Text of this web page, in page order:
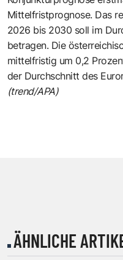
Mittelfristprognose. Das
2026 bis 2030 soll im
betragen. Die
mittelfristig um 0,2
der Durchschnitt des
(trend/APA)
ÄHNLICHE